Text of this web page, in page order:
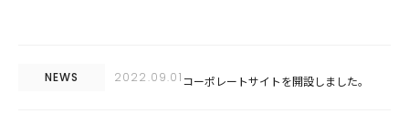
NEWS 2022.09.01コーポレートサイトを開設しました。